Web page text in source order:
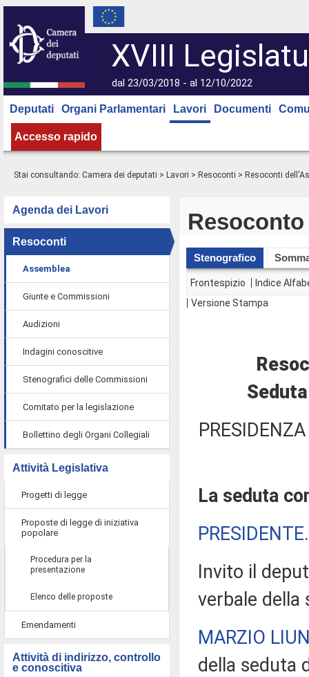
XVIII
dal 23/03/2018 - al 12/10/2022
Deputati Organi Parlamentari Lavori Documenti
Accesso rapido
Stai consultando: Camera dei deputati > Lavori > Resoconti > Resoconti
Agenda dei Lavori
Resoconti
Assemblea
Giunte e Commissioni
Audizioni
Indagini conoscitive
Stenografici delle Commissioni
Comitato per la legislazione
Bollettino degli Organi Collegiali
Attività Legislativa
Progetti di legge
Proposte di legge di iniziativa
popolare
Procedura per la
presentazione
Elenco delle proposte
Emendamenti
Attività di indirizzo, controllo
e conoscitiva
Stenografico
Frontespizio
Indice
Versione Stampa
La seduta
PRESIDENTE
Invito il
verbale della
MARZIO
della seduta